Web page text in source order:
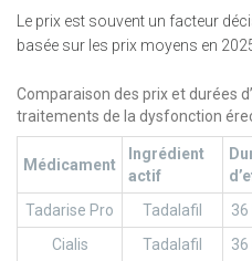
Le prix est souvent un facteur
basée sur les prix moyens en
Comparaison des prix et durées
traitements de la dysfonction
Médicament
Ingrédient
actif
Tadarise Pro
Tadalafil 36
Cialis
Tadalafil 36